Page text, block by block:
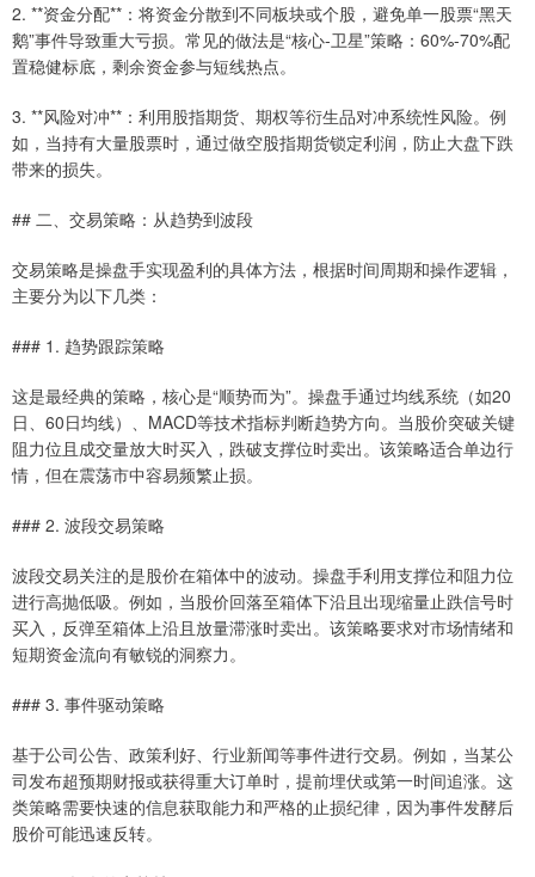
2. **资金分配**：将资金分散到不同板块或个股，避免单一股票“黑天
鹅”事件导致重大亏损。常见的做法是“核心-卫星”策略：60%-70%配
置稳健标底，剩余资金参与短线热点。
3. **风险对冲**：利用股指期货、期权等衍生品对冲系统性风险。例
如，当持有大量股票时，通过做空股指期货锁定利润，防止大盘下跌
带来的损失。
## 二、交易策略：从趋势到波段
交易策略是操盘手实现盈利的具体方法，根据时间周期和操作逻辑，
主要分为以下几类：
### 1. 趋势跟踪策略
这是最经典的策略，核心是“顺势而为”。操盘手通过均线系统（如20
日、60日均线）、MACD等技术指标判断趋势方向。当股价突破关键
阻力位且成交量放大时买入，跌破支撑位时卖出。该策略适合单边行
情，但在震荡市中容易频繁止损。
### 2. 波段交易策略
波段交易关注的是股价在箱体中的波动。操盘手利用支撑位和阻力位
进行高抛低吸。例如，当股价回落至箱体下沿且出现缩量止跌信号时
买入，反弹至箱体上沿且放量滞涨时卖出。该策略要求对市场情绪和
短期资金流向有敏锐的洞察力。
### 3. 事件驱动策略
基于公司公告、政策利好、行业新闻等事件进行交易。例如，当某公
司发布超预期财报或获得重大订单时，提前埋伏或第一时间追涨。这
类策略需要快速的信息获取能力和严格的止损纪律，因为事件发酵后
股价可能迅速反转。